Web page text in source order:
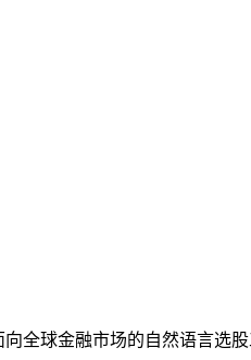
向全球金融市场的自然语言选